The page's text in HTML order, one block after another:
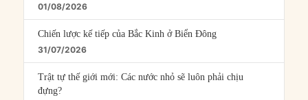
01/08/2026
Chiến lược kế tiếp của Bắc Kinh ở Biển Đông
31/07/2026
Trật tự thế giới mới: Các nước nhỏ sẽ luôn phải chịu
đựng?